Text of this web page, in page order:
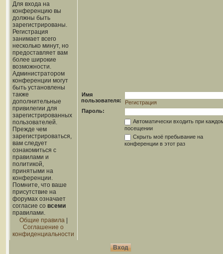
Для входа на
конференцию вы
должны быть
зарегистрированы.
Регистрация
занимает всего
несколько минут, но
предоставляет вам
более широкие
возможности.
Администратором
конференции могут
быть установлены
также
дополнительные
привилегии для
зарегистрированных
пользователей.
Прежде чем
зарегистрироваться,
вам следует
ознакомиться с
правилами и
политикой,
принятыми на
конференции.
Помните, что ваше
присутствие на
форумах означает
согласие со всеми
правилами.
Общие правила|
Соглашение о
конфиденциальности
Имя
пользователя:
Регистрация
Пароль:
Автоматически входить при
посещении
Скрыть моё пребывание на
конференции в этот раз